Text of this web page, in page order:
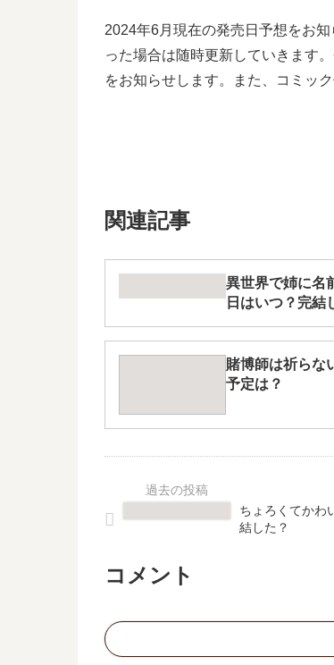
2024年6月現在の発売日予想をお
った場合は随時更新していきます
をお知らせします。また、コミッ
関連記事
異世界で姉に名
日はいつ？完結
賭博師は祈らな
予定は？
ちょろくてかわ
結した？
コメント